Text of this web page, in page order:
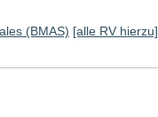
(BMAS) [alle RV hierzu]